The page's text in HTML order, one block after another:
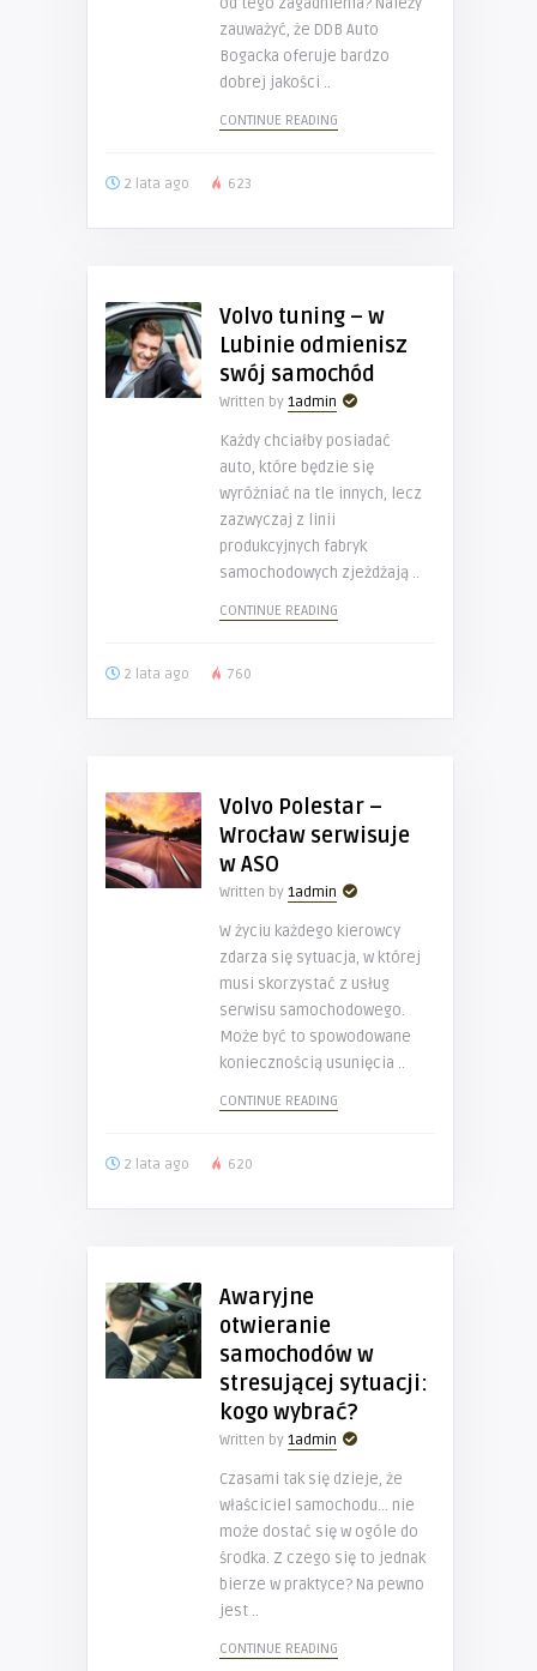
zauważyć, że DDB Auto
Bogacka oferuje bardzo
dobrej jakości ..
CONTINUE READING
2 lata ago 623
Volvo tuning – w
Lubinie odmienisz
swój samochód
Written by 1admin
Każdy chciałby posiadać
auto, które będzie się
wyróżniać na tle innych, lecz
zazwyczaj z linii
produkcyjnych fabryk
samochodowych zjeżdżają ..
CONTINUE READING
2 lata ago 760
Volvo Polestar –
Wrocław serwisuje
w ASO
Written by 1admin
W życiu każdego kierowcy
zdarza się sytuacja, w której
musi skorzystać z usług
serwisu samochodowego.
Może być to spowodowane
koniecznością usunięcia ..
CONTINUE READING
2 lata ago 620
Awaryjne
otwieranie
samochodów w
stresującej sytuacji:
kogo wybrać?
Written by 1admin
Czasami tak się dzieje, że
właściciel samochodu… nie
może dostać się w ogóle do
środka. Z czego się to jednak
bierze w praktyce? Na pewno
jest ..
CONTINUE READING